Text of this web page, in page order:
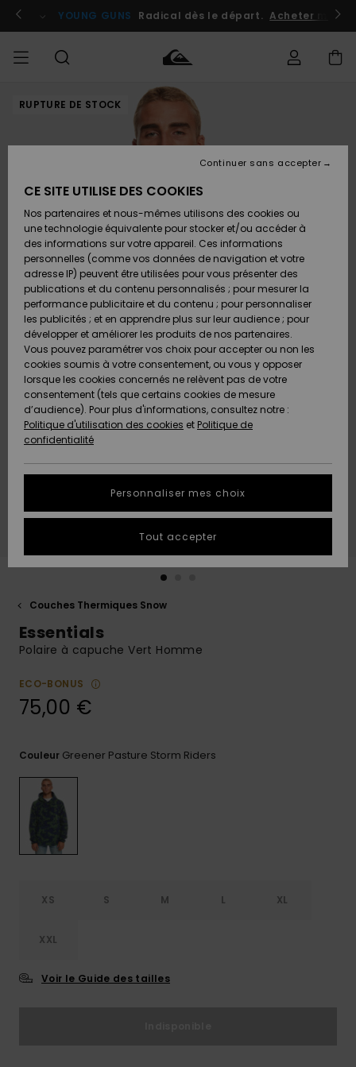
l'information
le
Se connecter / s'inscrire
YOUNG GUNS Radical dès le départ. Acheter
HOMME Vêtements
Chaussures
& Tongs
Surf
Snow
Nouveautés
A
Découvrir
Vêtements
Chaussures
& Tongs
Surf
Snow
Nouveautés
A
Découvrir
FEMME
Shop
A
Découvrir
Snow
SURF
Surf
Shop
Homme
Surf
Shop
Enfant
Highlights
Communauté
SNOW
Snow
Shop
Homme
Snow
Shop
Enfant
Snow
Shop
Femme
A
Découvrir
Communauté
OUTLET
Outlet
Homme
Enfant
Outlet
Femme
AIDE &
CONTACT
Accéder à
commande
Retours
Paiement
Carte
Cadeau
Quiksilver
Freedom
Protection
des
tailles
conversation
obtenir la
à votre
réponses
Consulter
MAGASINS
QUIKSILVER
RUPTURE DE STOCK
Couches Thermiques Snow
Essentials
Polaire à capuche Vert Homme
ECO-BONUS
75,00 €
Couleur Greener Pasture Storm Riders
XS S M L XL
XXL
Voir le Guide des tailles
CE SITE UTILISE DES COOKIES
Nos partenaires et nous-mêmes utilisons des cookies ou
une technologie équivalente pour stocker et/ou accéder à
des informations sur votre appareil. Ces informations
personnelles (comme vos données de navigation et votre
adresse IP) peuvent être utilisées pour vous présenter des
publications et du contenu personnalisés ; pour mesurer la
performance publicitaire et du contenu ; pour personnaliser
les publicités ; et en apprendre plus sur leur audience ; pour
développer et améliorer les produits de nos partenaires.
Vous pouvez paramétrer vos choix pour accepter ou non les
cookies soumis à votre consentement, ou vous y opposer
lorsque les cookies concernés ne relèvent pas de votre
consentement (tels que certains cookies de mesure
d’audience). Pour plus d'informations, consultez notre :
Politique d'utilisation des cookies et Politique de
confidentialité
Personnaliser mes choix
Continuer sans accepter
Tout accepter